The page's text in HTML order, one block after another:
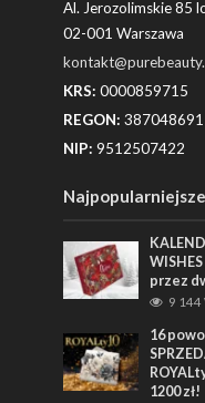
Al. Jerozolimskie 85
02-001 Warszawa
KRS: 0000859715
REGON: 387048691
NIP: 9512507422
Najpopularniejsze
przez
9
16
1200 zł!